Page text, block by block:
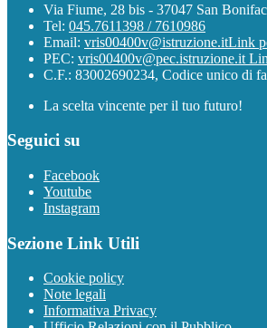
Via Fiume, 28 bis - 37047 San
Tel: 045.7611398 / 7610986
Email: vris00400v@istruzione.itLink
PEC: vris00400v@pec.istruzione.it
C.F.: 83002690234, Codice unico di
La scelta vincente per il tuo futuro!
Seguici su
Facebook
Youtube
Instagram
Sezione Link Utili
Cookie policy
Note legali
Informativa Privacy